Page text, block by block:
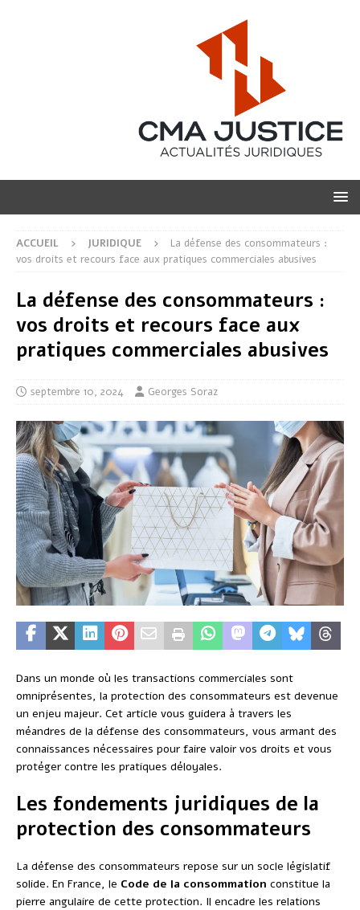
ACCUEIL JURIDIQUE
La défense des consommateurs :
vos droits et recours face aux pratiques commerciales abusives
La défense des consommateurs :
vos droits et recours face aux
pratiques commerciales abusives
septembre 10, 2024 Georges Soraz
Dans un monde où les transactions commerciales sont
omniprésentes, la protection des consommateurs est devenue
un enjeu majeur. Cet article vous guidera à travers les
méandres de la défense des consommateurs, vous armant des
connaissances nécessaires pour faire valoir vos droits et vous
protéger contre les pratiques déloyales.
Les fondements juridiques de la
protection des consommateurs
La défense des consommateurs repose sur un socle législatif
solide. En France, le Code de la consommation constitue la
pierre angulaire de cette protection. Il encadre les relations